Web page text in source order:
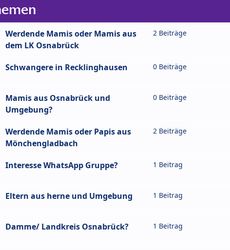
Werdende Mamis oder Mamis aus
dem LK Osnabrück
2 Beiträge
Schwangere in Recklinghausen 0 Beiträge
Mamis aus Osnabrück und
Umgebung?
0 Beiträge
Werdende Mamis oder Papis aus
Mönchengladbach
2 Beiträge
Interesse WhatsApp Gruppe? 1 Beitrag
Eltern aus herne und Umgebung 1 Beitrag
Damme/ Landkreis Osnabrück? 1 Beitrag